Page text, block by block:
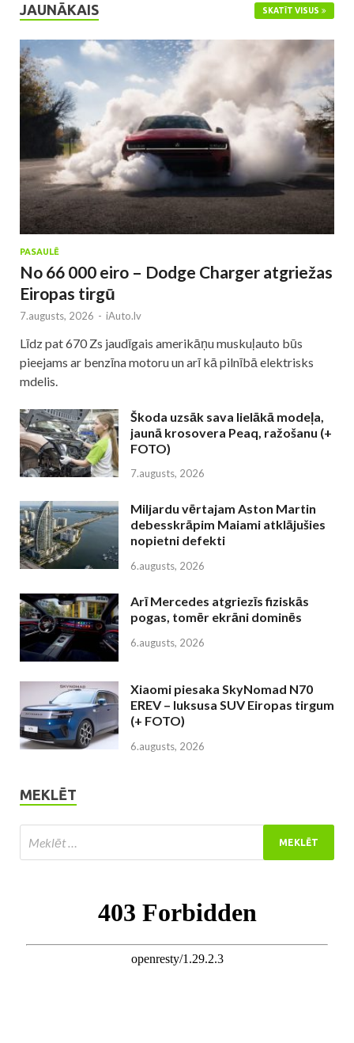
JAUNĀKAIS SKATĪT VISUS
PASAULĒ
No 66 000 eiro – Dodge Charger atgriežas
Eiropas tirgū
7.augusts, 2026 - iAuto.lv
Līdz pat 670 Zs jaudīgais amerikāņu muskuļauto būs
pieejams ar benzīna motoru un arī kā pilnībā elektrisks
mdelis.
Škoda uzsāk sava lielākā modeļa,
jaunā krosovera Peaq, ražošanu (+
FOTO)
7.augusts, 2026
Miljardu vērtajam Aston Martin
debesskrāpim Maiami atklājušies
nopietni defekti
6.augusts, 2026
Arī Mercedes atgriezīs fiziskās
pogas, tomēr ekrāni dominēs
6.augusts, 2026
Xiaomi piesaka SkyNomad N70
EREV – luksusa SUV Eiropas tirgum
(+ FOTO)
6.augusts, 2026
MEKLĒT